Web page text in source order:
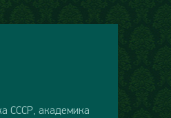
СССР, академика